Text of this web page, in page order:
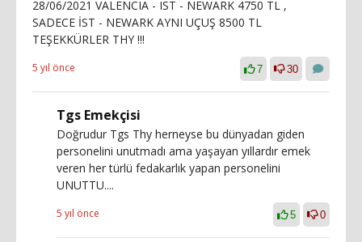
28/06/2021 VALENCIA - IST - NEWARK 4750 TL ,
SADECE İST - NEWARK AYNI UÇUŞ 8500 TL
TEŞEKKÜRLER THY !!!
5 yıl önce 7 30
Tgs Emekçisi
Doğrudur Tgs Thy herneyse bu dünyadan giden
personelini unutmadı ama yaşayan yıllardır emek
veren her türlü fedakarlık yapan personelini
UNUTTU....
5 yıl önce 5 0